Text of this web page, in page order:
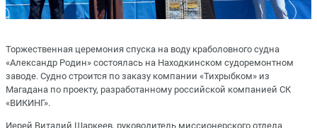
Торжественная церемония спуска на воду краболовного судна
«Александр Родин» состоялась на Находкинском судоремонтном
заводе. Судно строится по заказу компании «Тихрыбком» из
Магадана по проекту, разработанному российской компанией СК
«ВИКИНГ».
Иерей Виталий Шаркеев, руководитель миссионерского отдела